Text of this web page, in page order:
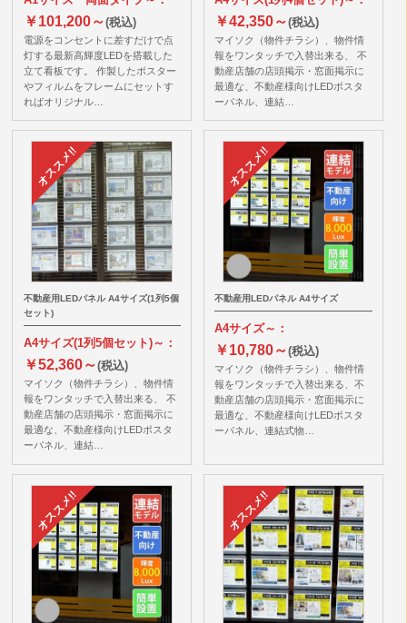
￥101,200～(税込)
電源をコンセントに差すだけで点
灯する最新高輝度LEDを搭載した
立て看板です。 作製したポスター
やフィルムをフレームにセットす
ればオリジナル…
￥42,350～(税込)
マイソク（物件チラシ）、物件情
報をワンタッチで入替出来る、 不
動産店舗の店頭掲示・窓面掲示に
最適な、不動産様向けLEDポスタ
ーパネル、連結…
不動産用LEDパネル A4サイズ(1列5個
セット)
A4サイズ(1列5個セット)～：
￥52,360～(税込)
マイソク（物件チラシ）、物件情
報をワンタッチで入替出来る、 不
動産店舗の店頭掲示・窓面掲示に
最適な、不動産様向けLEDポスタ
ーパネル、連結…
不動産用LEDパネル A4サイズ
A4サイズ～：
￥10,780～(税込)
マイソク（物件チラシ）、物件情
報をワンタッチで入替出来る、不
動産店舗の店頭掲示・窓面掲示に
最適な、不動産様向けLEDポスタ
ーパネル、連結式物…